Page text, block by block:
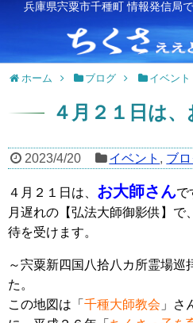
兵庫県宍粟市千種町 情報発信局で
ホーム ブログ イベント
４月２１日は、
2023/4/20 イベント , ブ
４月２１日は、 お大師さんで
月遅れの【弘法大師御影供】で
待を受けます。
～宍粟新四国八拾八カ所霊場巡
た。
この地図は「 千種大師教会 」さ